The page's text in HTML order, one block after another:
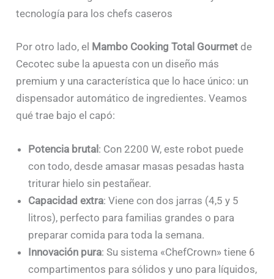
tecnología para los chefs caseros
Por otro lado, el Mambo Cooking Total Gourmet de
Cecotec sube la apuesta con un diseño más
premium y una característica que lo hace único: un
dispensador automático de ingredientes. Veamos
qué trae bajo el capó:
Potencia brutal: Con 2200 W, este robot puede
con todo, desde amasar masas pesadas hasta
triturar hielo sin pestañear.
Capacidad extra: Viene con dos jarras (4,5 y 5
litros), perfecto para familias grandes o para
preparar comida para toda la semana.
Innovación pura: Su sistema «ChefCrown» tiene 6
compartimentos para sólidos y uno para líquidos,